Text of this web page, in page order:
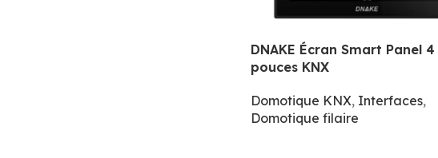
DNAKE Écran Smart Panel 4
pouces KNX
Domotique KNX, Interfaces,
Domotique filaire